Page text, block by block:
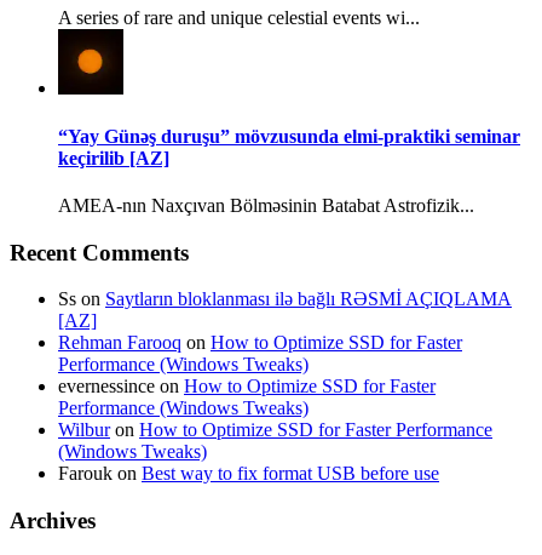
A series of rare and unique celestial events wi...
“Yay Günəş duruşu” mövzusunda elmi-praktiki seminar
keçirilib [AZ]
AMEA-nın Naxçıvan Bölməsinin Batabat Astrofizik...
Recent Comments
Ss on Saytların bloklanması ilə bağlı RƏSMİ AÇIQLAMA
[AZ]
Rehman Farooq on How to Optimize SSD for Faster
Performance (Windows Tweaks)
evernessince on How to Optimize SSD for Faster
Performance (Windows Tweaks)
Wilburon How to Optimize SSD for Faster Performance
(Windows Tweaks)
Farouk on Best way to fix format USB before use
Archives